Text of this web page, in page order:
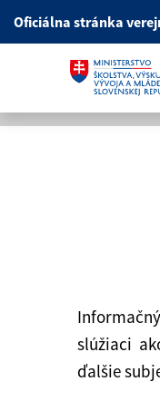
Oficiálna stránka
slúžiaci
ďalšie